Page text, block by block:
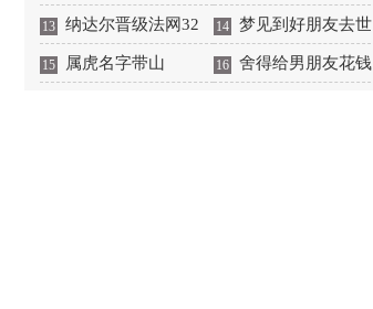
月
13 纳达尔晋级法网32
强，实现大满贯300胜
14 梦见到好朋友去世
是什么意思
15 属虎名字带山 16 舍得给男朋友花钱